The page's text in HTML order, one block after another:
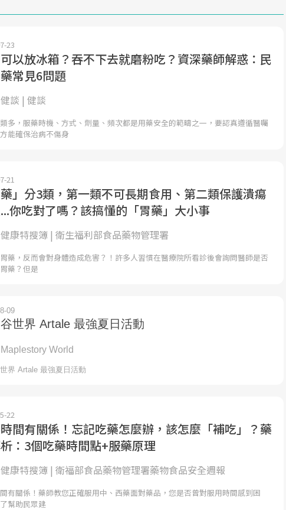
23
以放冰箱？吞不下去就磨粉吃？資深藥師解惑：民
常見6問題
健談 | 健談
多，服藥時機、方式、劑量、頻次都是用藥安全的範疇之一，要認真遵循醫囑
能確保治病不傷身
21
藥」分3類，第一類不可長期食用、第二類保護潰瘍
你吃對了嗎？該搞懂的「胃藥」大小事
健康特搜簿 | 衛生福利部食品藥物管理署
藥，反而會對身體造成危害？！許多人習慣在醫療院所看診後會詢問醫師是否
藥？但是
22
間有關係！忘記吃藥怎麼辦，該怎麼「補吃」？藥
：3個吃藥時間點+服藥原理
健康特搜簿 | 衛福部食品藥物管理署藥物食品安全週報
有關係！藥師教您正確服用中、西藥面對藥品，您是否曾對服用時間感到困
幫助民眾建